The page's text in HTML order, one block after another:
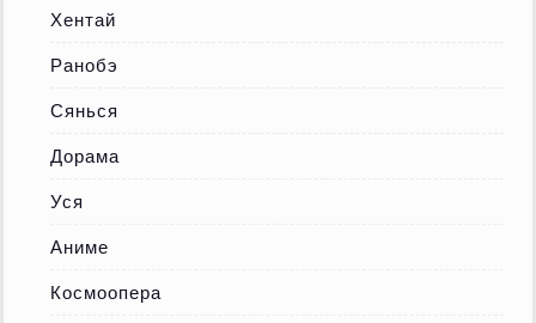
Хентай
Ранобэ
Сянься
Дорама
Уся
Аниме
Космоопера